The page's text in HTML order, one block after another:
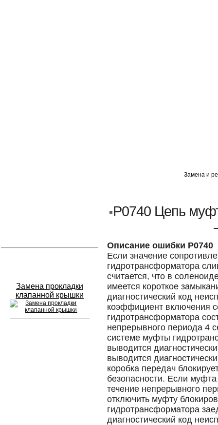
Замена прокладки
клапанной крышки
Замена и
P0740 Цепь
Описание ошибки P0740
Если значение
гидротрансформатора
считается, что в
имеется короткое
диагностический код
коэффициент включения
гидротрансформатора
непрерывного периода 4
системе муфты
выводится
выводится
коробка передач
безопасности. Если
течение непрерывного
отключить муфту
гидротрансформатора
диагностический код